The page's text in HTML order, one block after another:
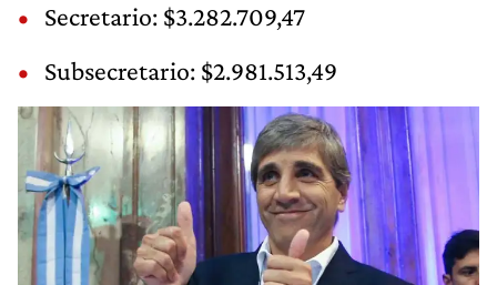
Secretario: $3.282.709,47
Subsecretario: $2.981.513,49